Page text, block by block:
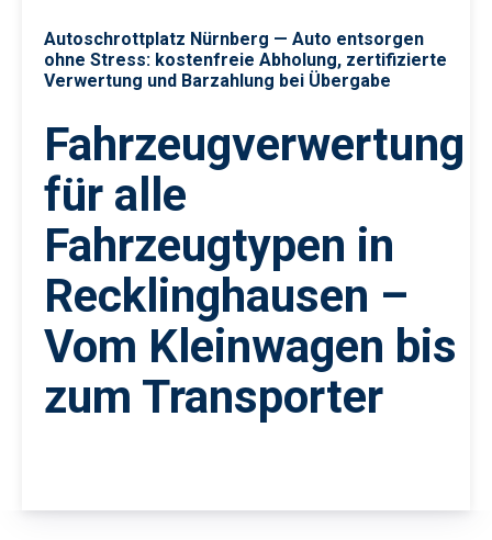
Autoschrottplatz Nürnberg — Auto entsorgen
ohne Stress: kostenfreie Abholung, zertifizierte
Verwertung und Barzahlung bei Übergabe
Fahrzeugverwertung
für alle
Fahrzeugtypen in
Recklinghausen –
Vom Kleinwagen bis
zum Transporter